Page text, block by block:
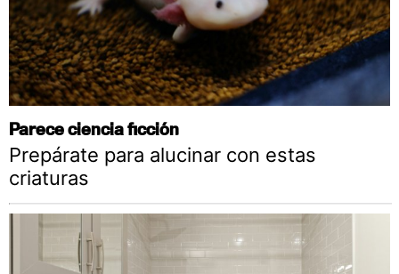
Parece ciencia ficción
Prepárate para alucinar con estas
criaturas